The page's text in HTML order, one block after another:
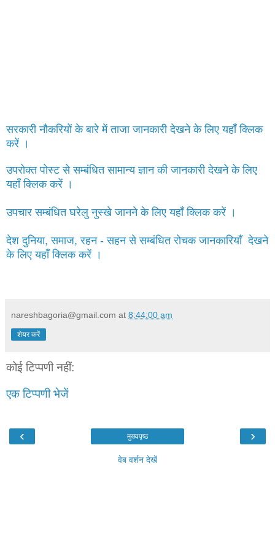
सरकारी नौकरियों के बारे में ताजा जानकारी देखने के लिए यहाँ क्लिक
करें ।
उपरोक्त पोस्ट से सम्बंधित सामान्य ज्ञान की जानकारी देखने के लिए
यहाँ क्लिक करें ।
उपचार सम्बंधित घरेलु नुस्खे जानने के लिए यहाँ क्लिक करें ।
देश दुनिया, समाज, रहन - सहन से सम्बंधित रोचक जानकारियाँ देखने
के लिए यहाँ क्लिक करें ।
nareshbagoria@gmail.com at 8:44:00 am
शेयर करें
कोई टिप्पणी नहीं:
एक टिप्पणी भेजें
‹ ›
मुख्यपृष्ठ
वेब वर्शन देखें